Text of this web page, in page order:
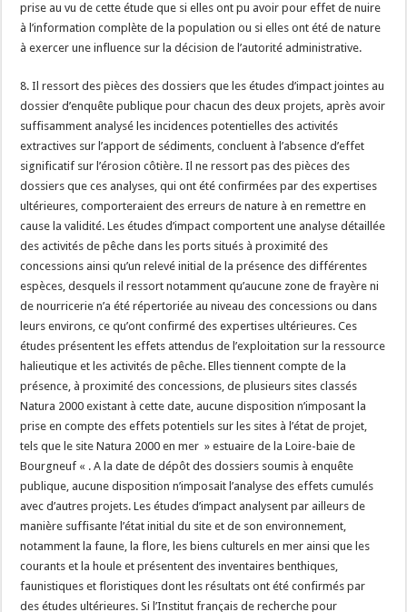
prise au vu de cette étude que si elles ont pu avoir pour effet de nuire
à l’information complète de la population ou si elles ont été de nature
à exercer une influence sur la décision de l’autorité administrative.
8. Il ressort des pièces des dossiers que les études d’impact jointes au
dossier d’enquête publique pour chacun des deux projets, après avoir
suffisamment analysé les incidences potentielles des activités
extractives sur l’apport de sédiments, concluent à l’absence d’effet
significatif sur l’érosion côtière. Il ne ressort pas des pièces des
dossiers que ces analyses, qui ont été confirmées par des expertises
ultérieures, comporteraient des erreurs de nature à en remettre en
cause la validité. Les études d’impact comportent une analyse détaillée
des activités de pêche dans les ports situés à proximité des
concessions ainsi qu’un relevé initial de la présence des différentes
espèces, desquels il ressort notamment qu’aucune zone de frayère ni
de nourricerie n’a été répertoriée au niveau des concessions ou dans
leurs environs, ce qu’ont confirmé des expertises ultérieures. Ces
études présentent les effets attendus de l’exploitation sur la ressource
halieutique et les activités de pêche. Elles tiennent compte de la
présence, à proximité des concessions, de plusieurs sites classés
Natura 2000 existant à cette date, aucune disposition n’imposant la
prise en compte des effets potentiels sur les sites à l’état de projet,
tels que le site Natura 2000 en mer » estuaire de la Loire-baie de
Bourgneuf « . A la date de dépôt des dossiers soumis à enquête
publique, aucune disposition n’imposait l’analyse des effets cumulés
avec d’autres projets. Les études d’impact analysent par ailleurs de
manière suffisante l’état initial du site et de son environnement,
notamment la faune, la flore, les biens culturels en mer ainsi que les
courants et la houle et présentent des inventaires benthiques,
faunistiques et floristiques dont les résultats ont été confirmés par
des études ultérieures. Si l’Institut français de recherche pour